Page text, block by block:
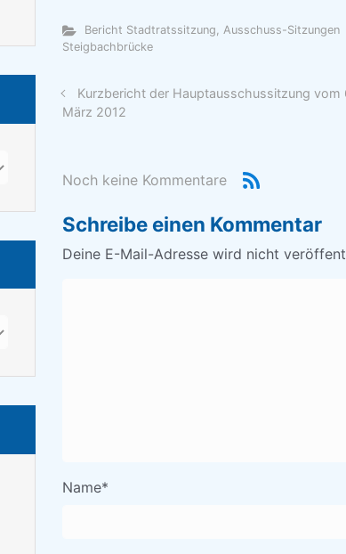
Bericht Stadtratssitzung, Ausschuss-Sitzungen
Steigbachbrücke
Kurzbericht der Hauptausschussitzung vom
März 2012
Noch keine Kommentare
Schreibe einen Kommentar
Deine E-Mail-Adresse wird nicht
Name*